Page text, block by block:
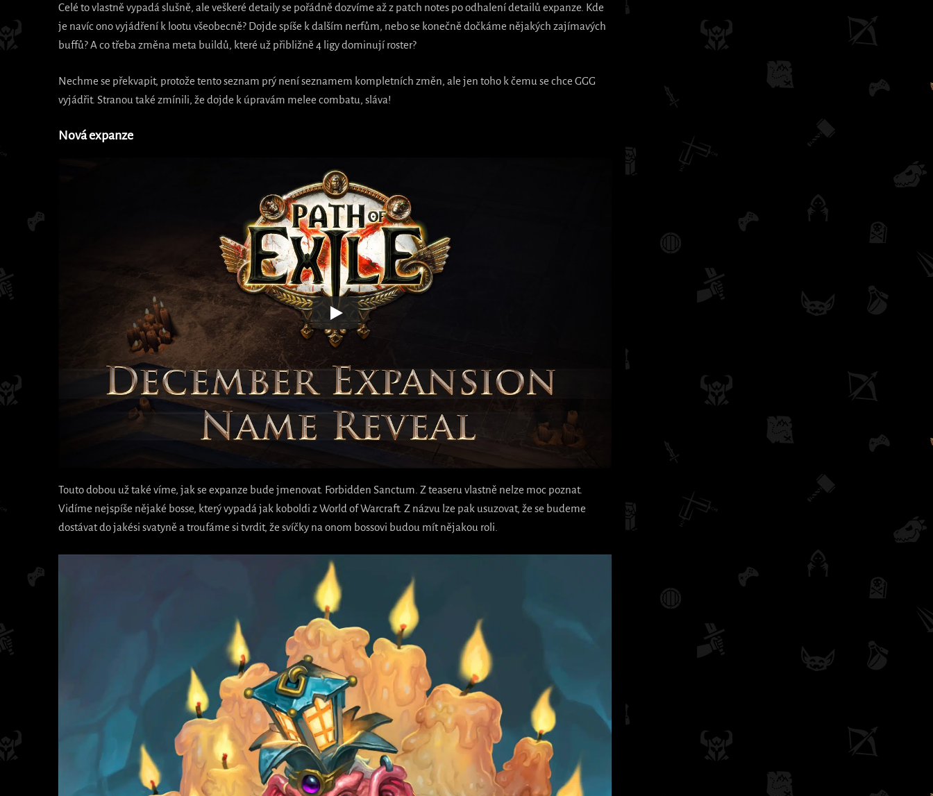
Celé to vlastně vypadá slušně, ale veškeré detaily se pořádně dozvíme až z patch notes po odhalení detailů expanze. Kde
je navíc ono vyjádření k lootu všeobecně? Dojde spíše k dalším nerfům, nebo se konečně dočkáme nějakých zajímavých
buffů? A co třeba změna meta buildů, které už přibližně 4 ligy dominují roster?
Nechme se překvapit, protože tento seznam prý není seznamem kompletních změn, ale jen toho k čemu se chce GGG
vyjádřit. Stranou také zmínili, že dojde k úpravám melee combatu, sláva!
Nová expanze
Touto dobou už také víme, jak se expanze bude jmenovat. Forbidden Sanctum. Z teaseru vlastně nelze moc poznat.
Vidíme nejspíše nějaké bosse, který vypadá jak koboldi z World of Warcraft. Z názvu lze pak usuzovat, že se budeme
dostávat do jakési svatyně a troufáme si tvrdit, že svíčky na onom bossovi budou mít nějakou roli.